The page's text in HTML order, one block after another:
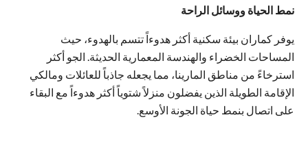
نمط الحياة ووسائل الراحة
يوفر كماران بيئة سكنية أكثر هدوءاً تتسم بالهدوء، حيث
المساحات الخضراء والهندسة المعمارية الحديثة. الجو أكثر
استرخاءً من مناطق المارينا، مما يجعله جاذباً للعائلات ومالكي
الإقامة الطويلة الذين يفضلون منزلاً شتوياً أكثر هدوءاً مع البقاء
على اتصال بنمط حياة الجونة الأوسع.